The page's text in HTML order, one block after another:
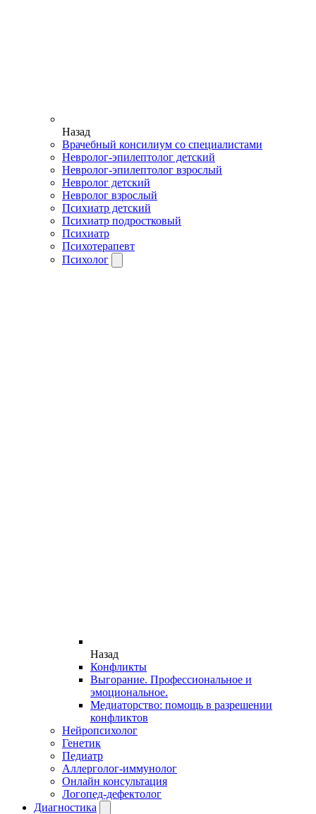
Назад
Врачебный консилиум со специалистами
Невролог-эпилептолог детский
Невролог-эпилептолог взрослый
Невролог детский
Невролог взрослый
Психиатр детский
Психиатр подростковый
Психиатр
Психотерапевт
Психолог
Назад
Конфликты
Выгорание. Профессиональное и
эмоциональное.
Медиаторство: помощь в разрешении
конфликтов
Нейропсихолог
Генетик
Педиатр
Аллерголог-иммунолог
Онлайн консультация
Логопед-дефектолог
Диагностика